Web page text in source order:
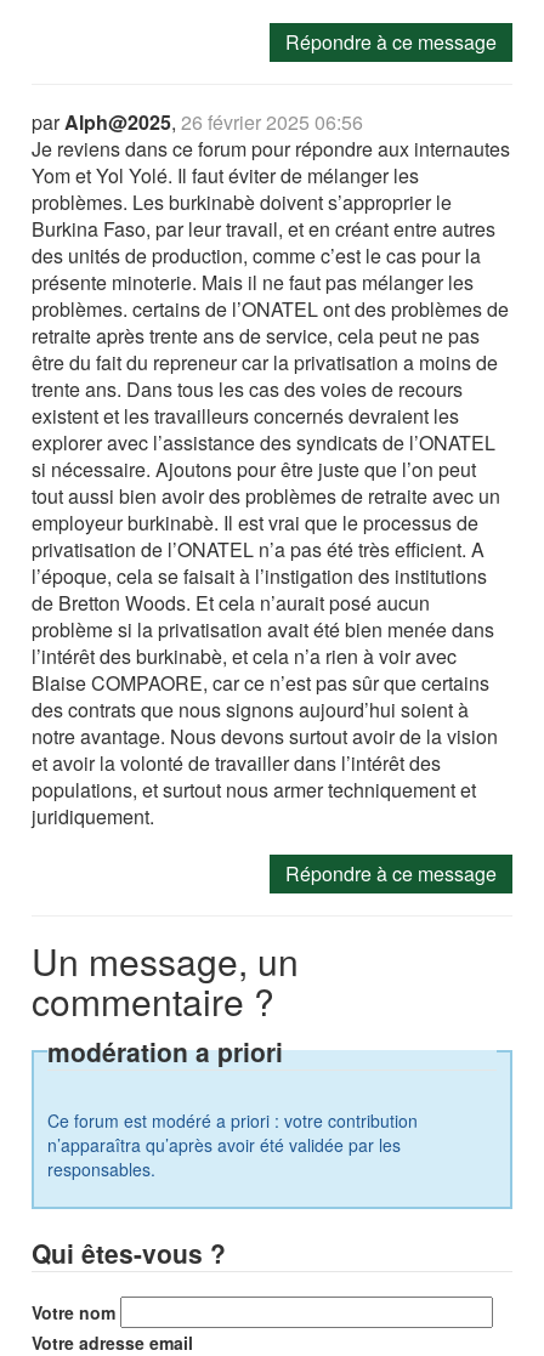
Répondre à ce message
parAlph@2025,26 février 2025 06:56
Je reviens dans ce forum pour répondre aux internautes
Yom et Yol Yolé. Il faut éviter de mélanger les
problèmes. Les burkinabè doivent s’approprier le
Burkina Faso, par leur travail, et en créant entre autres
des unités de production, comme c’est le cas pour la
présente minoterie. Mais il ne faut pas mélanger les
problèmes. certains de l’ONATEL ont des problèmes de
retraite après trente ans de service, cela peut ne pas
être du fait du repreneur car la privatisation a moins de
trente ans. Dans tous les cas des voies de recours
existent et les travailleurs concernés devraient les
explorer avec l’assistance des syndicats de l’ONATEL
si nécessaire. Ajoutons pour être juste que l’on peut
tout aussi bien avoir des problèmes de retraite avec un
employeur burkinabè. Il est vrai que le processus de
privatisation de l’ONATEL n’a pas été très efficient. A
l’époque, cela se faisait à l’instigation des institutions
de Bretton Woods. Et cela n’aurait posé aucun
problème si la privatisation avait été bien menée dans
l’intérêt des burkinabè, et cela n’a rien à voir avec
Blaise COMPAORE, car ce n’est pas sûr que certains
des contrats que nous signons aujourd’hui soient à
notre avantage. Nous devons surtout avoir de la vision
et avoir la volonté de travailler dans l’intérêt des
populations, et surtout nous armer techniquement et
juridiquement.
Répondre à ce message
Un message, un
commentaire ?
modération a priori
Ce forum est modéré a priori : votre contribution
n’apparaîtra qu’après avoir été validée par les
responsables.
Qui êtes-vous ?
Votre nom
Votre adresse email